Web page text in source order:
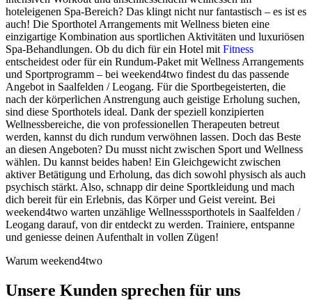
hoteleigenen Spa-Bereich? Das klingt nicht nur fantastisch – es ist es
auch! Die Sporthotel Arrangements mit Wellness bieten eine
einzigartige Kombination aus sportlichen Aktivitäten und luxuriösen
Spa-Behandlungen. Ob du dich für ein Hotel mit Fitness
entscheidest oder für ein Rundum-Paket mit Wellness Arrangements
und Sportprogramm – bei weekend4two findest du das passende
Angebot in Saalfelden / Leogang. Für die Sportbegeisterten, die
nach der körperlichen Anstrengung auch geistige Erholung suchen,
sind diese Sporthotels ideal. Dank der speziell konzipierten
Wellnessbereiche, die von professionellen Therapeuten betreut
werden, kannst du dich rundum verwöhnen lassen. Doch das Beste
an diesen Angeboten? Du musst nicht zwischen Sport und Wellness
wählen. Du kannst beides haben! Ein Gleichgewicht zwischen
aktiver Betätigung und Erholung, das dich sowohl physisch als auch
psychisch stärkt. Also, schnapp dir deine Sportkleidung und mach
dich bereit für ein Erlebnis, das Körper und Geist vereint. Bei
weekend4two warten unzählige Wellnesssporthotels in Saalfelden /
Leogang darauf, von dir entdeckt zu werden. Trainiere, entspanne
und geniesse deinen Aufenthalt in vollen Zügen!
Warum weekend4two
Unsere Kunden sprechen für uns